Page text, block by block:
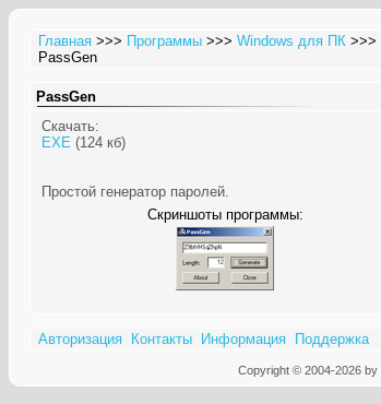
Главная >>> Программы >>> Windows для ПК >>>
PassGen
PassGen
Скачать:
EXE (124 кб)
Простой генератор паролей.
Скриншоты программы:
Авторизация Контакты Информация Поддержка
Copyright © 2004-2026 by